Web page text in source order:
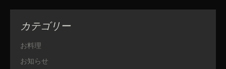
カテゴリー
お料理
お知らせ